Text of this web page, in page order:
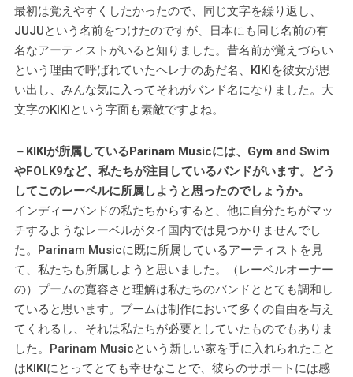
最初は覚えやすくしたかったので、同じ文字を繰り返し、
JUJUという名前をつけたのですが、日本にも同じ名前の有
名なアーティストがいると知りました。昔名前が覚えづらい
という理由で呼ばれていたヘレナのあだ名、KIKIを彼女が思
い出し、みんな気に入ってそれがバンド名になりました。大
文字のKIKIという字面も素敵ですよね。
－KIKIが所属しているParinam Musicには、Gym and Swim
やFOLK9など、私たちが注目しているバンドがいます。どう
してこのレーベルに所属しようと思ったのでしょうか。
インディーバンドの私たちからすると、他に自分たちがマッ
チするようなレーベルがタイ国内では見つかりませんでし
た。Parinam Musicに既に所属しているアーティストを見
て、私たちも所属しようと思いました。（レーベルオーナー
の）プームの寛容さと理解は私たちのバンドととても調和し
ていると思います。プームは制作において多くの自由を与え
てくれるし、それは私たちが必要としていたものでもありま
した。Parinam Musicという新しい家を手に入れられたこと
はKIKIにとってとても幸せなことで、彼らのサポートには感